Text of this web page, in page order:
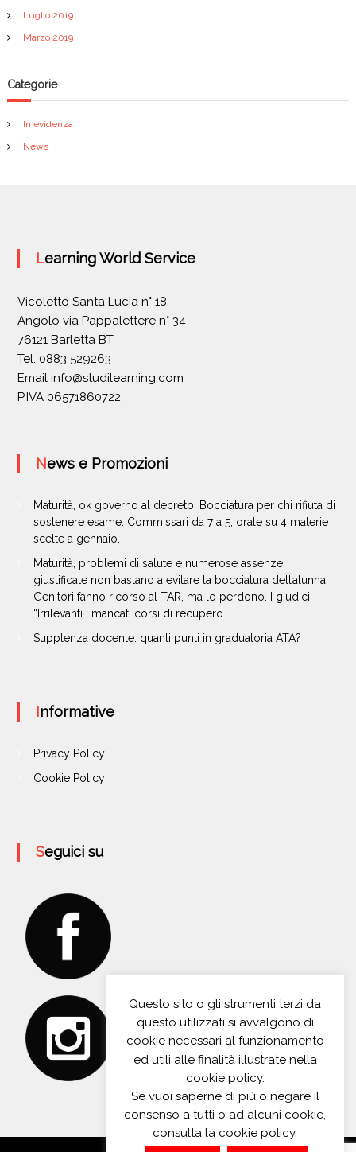
Luglio 2019
Marzo 2019
Categorie
In evidenza
News
Learning World Service
Vicoletto Santa Lucia n° 18,
Angolo via Pappalettere n° 34
76121 Barletta BT
Tel. 0883 529263
Email info@studilearning.com
P.IVA 06571860722
News e Promozioni
Maturità, ok governo al decreto. Bocciatura per chi rifiuta di
sostenere esame. Commissari da 7 a 5, orale su 4 materie
scelte a gennaio.
Maturità, problemi di salute e numerose assenze
giustificate non bastano a evitare la bocciatura dell’alunna.
Genitori fanno ricorso al TAR, ma lo perdono. I giudici:
“Irrilevanti i mancati corsi di recupero
Supplenza docente: quanti punti in graduatoria ATA?
Informative
Privacy Policy
Cookie Policy
Seguici su
Questo sito o gli strumenti terzi da
questo utilizzati si avvalgono di
cookie necessari al funzionamento
ed utili alle finalità illustrate nella
cookie policy.
Se vuoi saperne di più o negare il
consenso a tutti o ad alcuni cookie,
consulta la cookie policy.